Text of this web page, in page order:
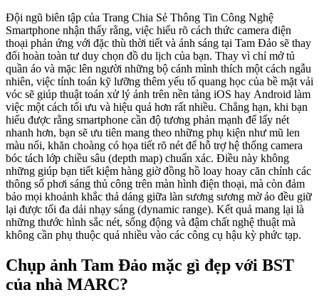
Đội ngũ biên tập của Trang Chia Sẻ Thông Tin Công Nghệ
Smartphone nhận thấy rằng, việc hiểu rõ cách thức camera điện
thoại phản ứng với đặc thù thời tiết và ánh sáng tại Tam Đảo sẽ thay
đổi hoàn toàn tư duy chọn đồ du lịch của bạn. Thay vì chỉ mở tủ
quần áo và mặc lên người những bộ cánh mình thích một cách ngẫu
nhiên, việc tính toán kỹ lưỡng thêm yếu tố quang học của bề mặt vải
vóc sẽ giúp thuật toán xử lý ảnh trên nền tảng iOS hay Android làm
việc một cách tối ưu và hiệu quả hơn rất nhiều. Chẳng hạn, khi bạn
hiểu được rằng smartphone cần độ tương phản mạnh để lấy nét
nhanh hơn, bạn sẽ ưu tiên mang theo những phụ kiện như mũ len
màu nổi, khăn choàng có họa tiết rõ nét để hỗ trợ hệ thống camera
bóc tách lớp chiều sâu (depth map) chuẩn xác. Điều này không
những giúp bạn tiết kiệm hàng giờ đồng hồ loay hoay căn chỉnh các
thông số phơi sáng thủ công trên màn hình điện thoại, mà còn đảm
bảo mọi khoảnh khắc thả dáng giữa làn sương sương mờ ảo đều giữ
lại được tối đa dải nhạy sáng (dynamic range). Kết quả mang lại là
những thước hình sắc nét, sống động và đậm chất nghệ thuật mà
không cần phụ thuộc quá nhiều vào các công cụ hậu kỳ phức tạp.
Chụp ảnh Tam Đảo mặc gì đẹp với BST
của nhà MARC?